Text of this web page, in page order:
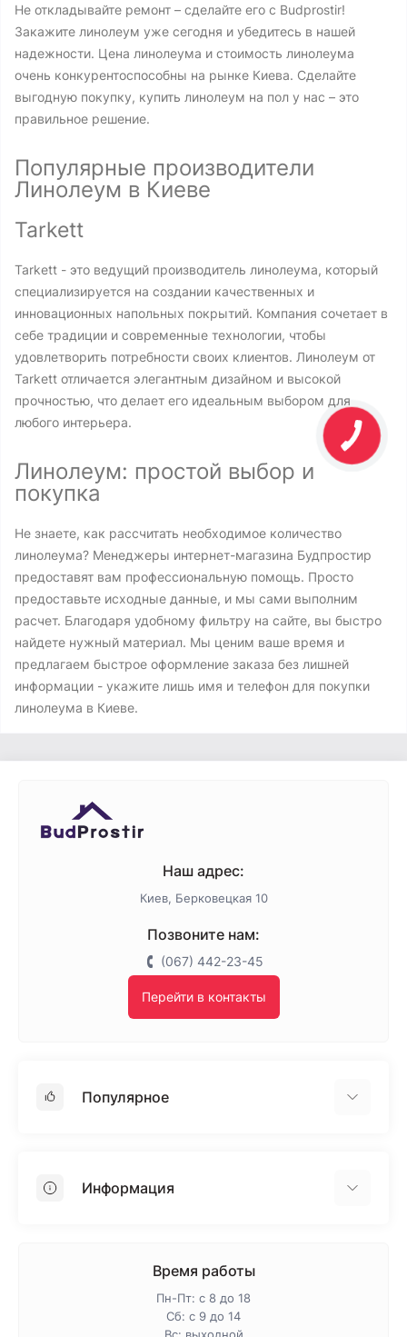
Не откладывайте ремонт – сделайте его с Budprostir!
Закажите линолеум уже сегодня и убедитесь в нашей
надежности. Цена линолеума и стоимость линолеума
очень конкурентоспособны на рынке Киева. Сделайте
выгодную покупку, купить линолеум на пол у нас – это
правильное решение.
Популярные производители
Линолеум в Киеве
Tarkett
Tarkett - это ведущий производитель линолеума, который
специализируется на создании качественных и
инновационных напольных покрытий. Компания сочетает в
себе традиции и современные технологии, чтобы
удовлетворить потребности своих клиентов. Линолеум от
Tarkett отличается элегантным дизайном и высокой
прочностью, что делает его идеальным выбором для
любого интерьера.
Линолеум: простой выбор и
покупка
Не знаете, как рассчитать необходимое количество
линолеума? Менеджеры интернет-магазина Будпростир
предоставят вам профессиональную помощь. Просто
предоставьте исходные данные, и мы сами выполним
расчет. Благодаря удобному фильтру на сайте, вы быстро
найдете нужный материал. Мы ценим ваше время и
предлагаем быстрое оформление заказа без лишней
информации - укажите лишь имя и телефон для покупки
линолеума в Киеве.
Наш адрес:
Киев, Берковецкая 10
Позвоните нам:
(067) 442-23-45
Перейти в контакты
Популярное
ПенопластИнформация
Время работы
Пн-Пт: с 8 до 18
Сб: с 9 до 14